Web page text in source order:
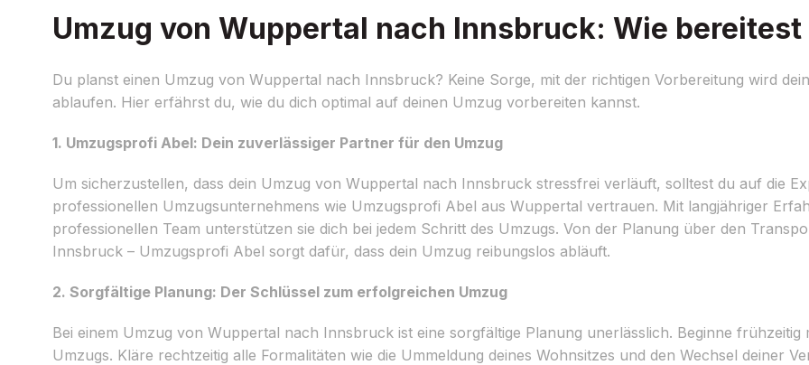
Umzug von Wuppertal nach Innsbruck: Wie
Du planst einen Umzug von Wuppertal nach Innsbruck? Keine Sorge, mit der richtigen Vorbereitung wird
ablaufen. Hier erfährst du, wie du dich optimal auf deinen Umzug vorbereiten kannst.
1. Umzugsprofi Abel: Dein zuverlässiger Partner für den Umzug
Um sicherzustellen, dass dein Umzug von Wuppertal nach Innsbruck stressfrei verläuft, solltest du auf die
professionellen Umzugsunternehmens wie Umzugsprofi Abel aus Wuppertal vertrauen. Mit langjähriger
professionellen Team unterstützen sie dich bei jedem Schritt des Umzugs. Von der Planung über den
Innsbruck – Umzugsprofi Abel sorgt dafür, dass dein Umzug reibungslos abläuft.
2. Sorgfältige Planung: Der Schlüssel zum erfolgreichen Umzug
Bei einem Umzug von Wuppertal nach Innsbruck ist eine sorgfältige Planung unerlässlich. Beginne frühzeitig
Umzugs. Kläre rechtzeitig alle Formalitäten wie die Ummeldung deines Wohnsitzes und den Wechsel deiner